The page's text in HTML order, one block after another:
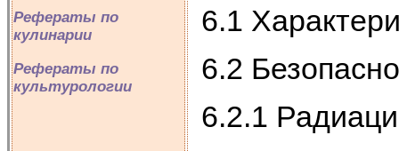
Рефераты по
кулинарии
Рефераты по
культурологии
6.1
6.2
6.2.1